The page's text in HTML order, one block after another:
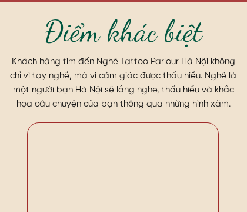
Khách hàng tìm đến Nghê Tattoo Parlour Hà Nội không
chỉ vì tay nghề, mà vì cảm giác được thấu hiểu. Nghê là
một người bạn Hà Nội sẽ lắng nghe, thấu hiểu và khắc
họa câu chuyện của bạn thông qua những hình xăm.
Điểm khác biệt